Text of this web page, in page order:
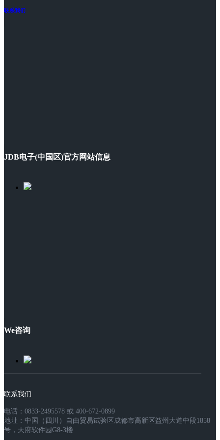
联系我们
JDB电子(中国区)官方网站信息
We咨询
联系我们
电话：0833-2495578 或 400-672-0899
地址：中国（四川）自由贸易试验区成都市高新区益州大道中段1858
号，天府软件园G8-3楼